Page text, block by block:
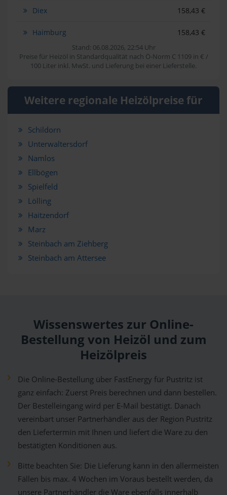
Diex 158,43 €
Haimburg 158,43 €
Stand: 06.08.2026, 22:54 Uhr
Preise für Heizöl in Standardqualität nach Ö-Norm C 1109 in € /
100 Liter inkl. MwSt. und Lieferung bei einer Lieferstelle.
Weitere regionale Heizölpreise für
Schildorn
Unterwaltersdorf
Namlos
Ellbögen
Spielfeld
Lölling
Haitzendorf
Marz
Steinbach am Ziehberg
Steinbach am Attersee
Wissenswertes zur Online-
Bestellung von Heizöl und zum
Heizölpreis
Die Online-Bestellung über FastEnergy für Pustritz ist
ganz einfach: Zuerst Preis berechnen und dann bestellen.
Der Bestelleingang wird per E-Mail bestätigt. Danach
vereinbart unser Partnerhändler aus der Region Pustritz
den Liefertermin mit Ihnen und liefert die Ware zu den
bestätigten Konditionen aus.
Bitte beachten Sie: Die Lieferung kann in den allermeisten
Fällen bis max. 4 Wochen im Voraus bestellt werden, da
unsere Partnerhändler die Ware ebenfalls innerhalb